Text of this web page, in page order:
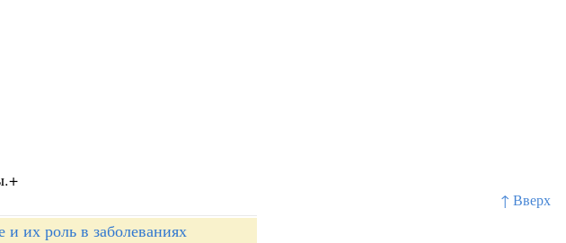
↑ Вверх
и их роль в заболеваниях